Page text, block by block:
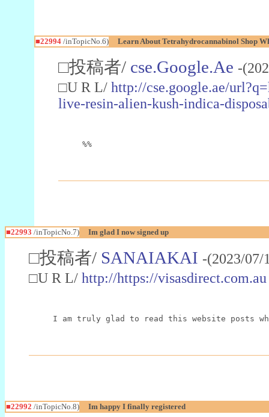
■22994/inTopicNo.6) Learn About Tetrahydrocannabinol Shop
□投稿者/ cse.Google.Ae -
□U R L/ http://cse.google.ae/
live-resin-alien-kush-indica-
%%
■22993 /inTopicNo.7) Im glad I now signed up
□投稿者/ SANAIAKAI -(2023/
□U R L/ http://https://visasdirect.com.au
I am truly glad to read this website posts
■22992 /inTopicNo.8) Im happy I finally registered